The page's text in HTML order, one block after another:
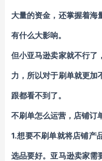
大量的资金，还掌握着海
有什么大影响。
但小亚马逊卖家就不行了
力，所以对于刷单就更加
跟都看不到了。
不刷单怎么运营，店铺订
1.想要不刷单就将店铺产
选品要好。亚马逊卖家需